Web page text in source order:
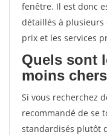
fenêtre. Il est donc
détaillés à plusieurs
prix et les services
Quels sont
moins
Si vous recherchez
recommandé de se
standardisés plutôt